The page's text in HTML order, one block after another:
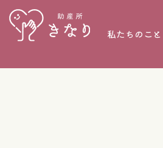
私たちのこと